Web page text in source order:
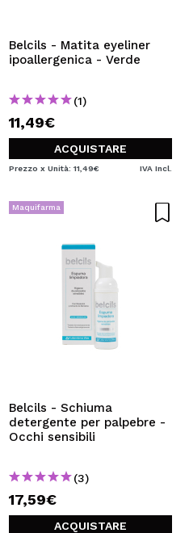
Belcils - Matita eyeliner
ipoallergenica - Verde
(1)
11,49€
ACQUISTARE
Prezzo x Unità: 11,49€ IVA Incl.
Maquifarma
Belcils - Schiuma
detergente per palpebre -
Occhi sensibili
(3)
17,59€
ACQUISTARE